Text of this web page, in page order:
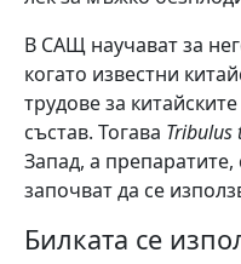
В САЩ научават за
когато известни
трудове за
състав. Тогава Tribulus
Запад, а
започват да се
Билката се